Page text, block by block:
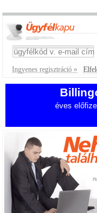
Ingyenes regisztráció »
éves